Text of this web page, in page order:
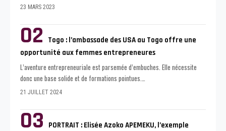
23 MARS 2023
Togo : l’ambassade des USA au Togo offre une
opportunité aux femmes entrepreneures
L’aventure entrepreneuriale est parsemée d’embuches. Elle nécessite
donc une base solide et de formations pointues.…
21 JUILLET 2024
PORTRAIT : Elisée Azoko APEMEKU, l’exemple